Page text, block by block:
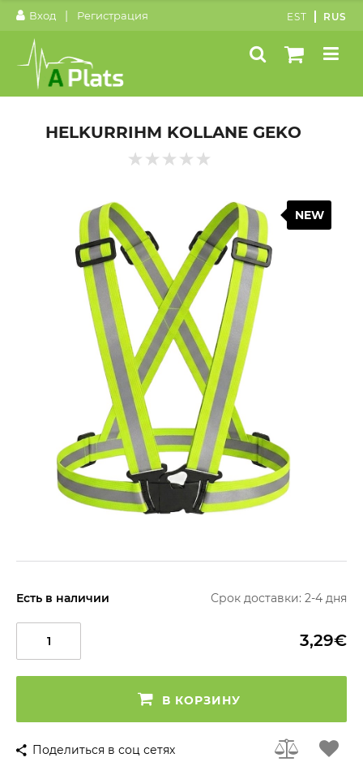
Вход | Регистрация EST RUS
HELKURRIHM KOLLANE GEKO
NEW
Есть в наличии Срок доставки: 2-4 дня
3,29€
В КОРЗИНУ
Поделиться в соц сетях